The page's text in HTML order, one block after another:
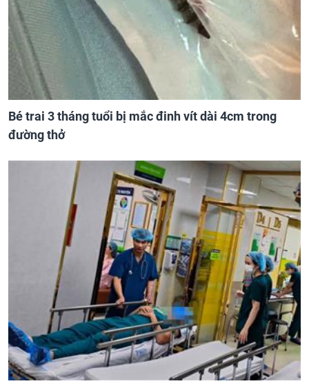
Bé trai 3 tháng tuổi bị mắc đinh vít dài 4cm trong
đường thở